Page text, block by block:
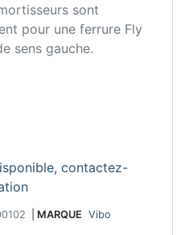
sont
pour une ferrure Fly
sens gauche.
contactez-
MARQUE Vibo